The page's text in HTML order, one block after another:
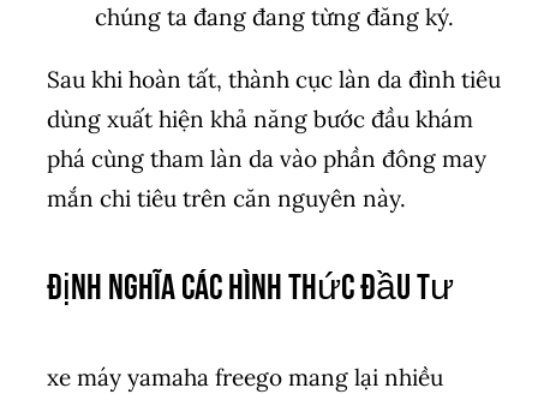
chúng ta đang đang từng đăng ký.
Sau khi hoàn tất, thành cục làn da đình tiêu
dùng xuất hiện khả năng bước đầu khám
phá cùng tham làn da vào phần đông may
mắn chi tiêu trên căn nguyên này.
Định Nghĩa Các Hình Thức Đầu Tư
xe máy yamaha freego mang lại nhiều